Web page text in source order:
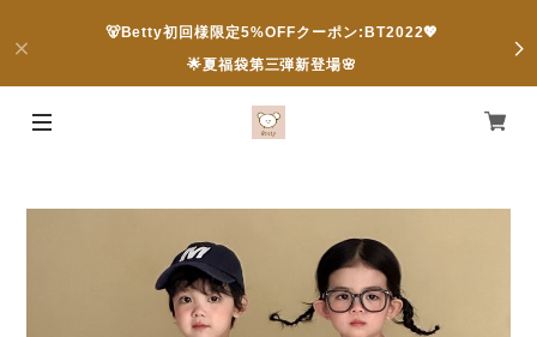
🐻Betty初回様限定5%OFFクーポン:BT2022💖
🌟夏福袋第三弾新登場🌸